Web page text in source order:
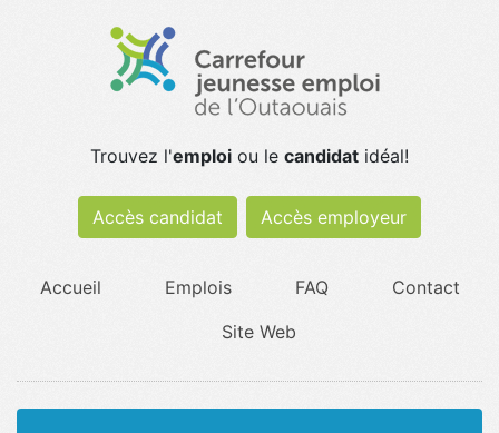
Trouvez l'emploi ou le candidat idéal!
Accès candidat Accès employeur
Accueil Emplois FAQ
Contact
Site Web